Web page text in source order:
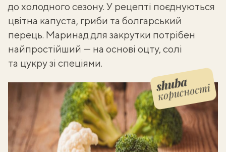
до холодного сезону. У рецепті поєднуються
цвітна капуста, гриби та болгарський
перець. Маринад для закрутки потрібен
найпростійший — на основі оцту, солі
та цукру зі спеціями.
корисності
Shuba корисності